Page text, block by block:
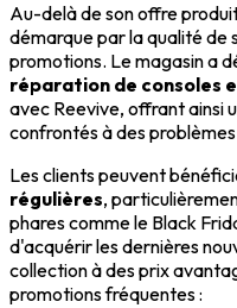
Au-delà de son offre
démarque par la qualité de
promotions. Le magasin a
réparation de consoles
avec Reevive, offrant ainsi
confrontés à des
Les clients peuvent
régulières,
phares comme le Black
d'acquérir les dernières
collection à des prix
promotions fréquentes :